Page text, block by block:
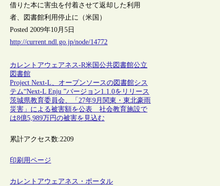
借りた本に害虫を付着させて返却した利用
者、図書館利用停止に（米国）
Posted 2009年10月5日
http://current.ndl.go.jp/node/14772
カレントアウェアネス-R米国公共図書館公立
図書館
Project Next-L、オープンソースの図書館シス
テム“Next-L Enju ”バージョン1.1.0をリリース
茨城県教育委員会、「27年9月関東・東北豪雨
災害」による被害額を公表 社会教育施設で
は8億5,989万円の被害を見込む
累計アクセス数:2209
印刷用ページ
カレントアウェアネス・ポータル